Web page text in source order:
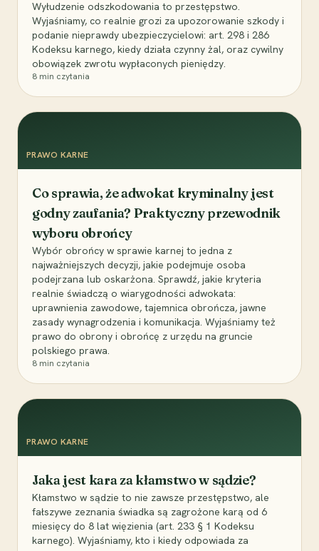
Wyłudzenie odszkodowania to przestępstwo.
Wyjaśniamy, co realnie grozi za upozorowanie szkody i
podanie nieprawdy ubezpieczycielowi: art. 298 i 286
Kodeksu karnego, kiedy działa czynny żal, oraz cywilny
obowiązek zwrotu wypłaconych pieniędzy.
8 min czytania
PRAWO KARNE
Co sprawia, że adwokat kryminalny jest
godny zaufania? Praktyczny przewodnik
wyboru obrońcy
Wybór obrońcy w sprawie karnej to jedna z
najważniejszych decyzji, jakie podejmuje osoba
podejrzana lub oskarżona. Sprawdź, jakie kryteria
realnie świadczą o wiarygodności adwokata:
uprawnienia zawodowe, tajemnica obrończa, jawne
zasady wynagrodzenia i komunikacja. Wyjaśniamy też
prawo do obrony i obrońcę z urzędu na gruncie
polskiego prawa.
8 min czytania
PRAWO KARNE
Jaka jest kara za kłamstwo w sądzie?
Kłamstwo w sądzie to nie zawsze przestępstwo, ale
fałszywe zeznania świadka są zagrożone karą od 6
miesięcy do 8 lat więzienia (art. 233 § 1 Kodeksu
karnego). Wyjaśniamy, kto i kiedy odpowiada za